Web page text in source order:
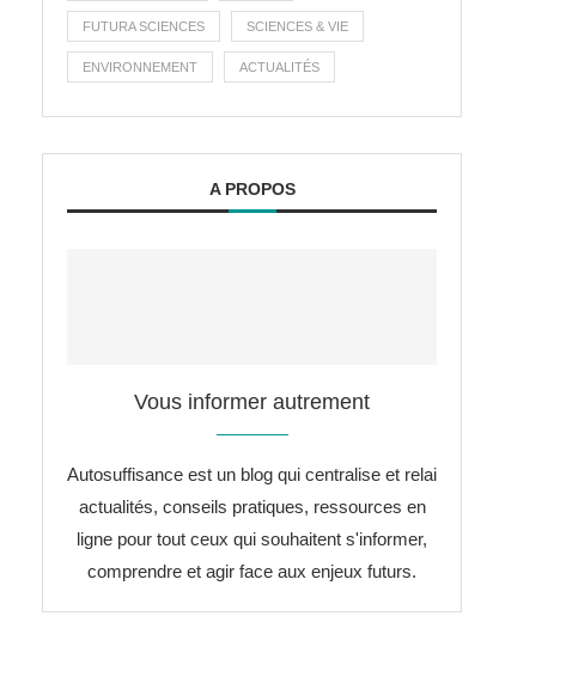
FUTURA SCIENCES SCIENCES & VIE
ENVIRONNEMENT ACTUALITÉS
A PROPOS
Vous informer autrement
Autosuffisance est un blog qui centralise et relai
actualités, conseils pratiques, ressources en
ligne pour tout ceux qui souhaitent s'informer,
comprendre et agir face aux enjeux futurs.